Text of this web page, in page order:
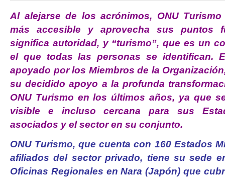
Al alejarse de los acrónimos, ONU
más accesible y aprovecha sus puntos
significa autoridad, y “turismo”, que es un
el que todas las personas se identifican.
apoyado por los Miembros de la
su decidido apoyo a la profunda
ONU Turismo en los últimos años, ya que
visible e incluso cercana para sus
asociados y el sector en su conjunto.
ONU Turismo, que cuenta con 160 Estados
afiliados del sector privado, tiene su sede
Oficinas Regionales en Nara (Japón) que